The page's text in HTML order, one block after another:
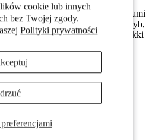
cookie lub innych
bez Twojej zgody.
Polityki prywatności
wykonany z precyzyjnymi detalami
miłośników natury i symboliki ryb,
noszenia. Wytrzymały, lekki
styl.
524569
sztuka
Made in Germany
33 mm
3.5 mm